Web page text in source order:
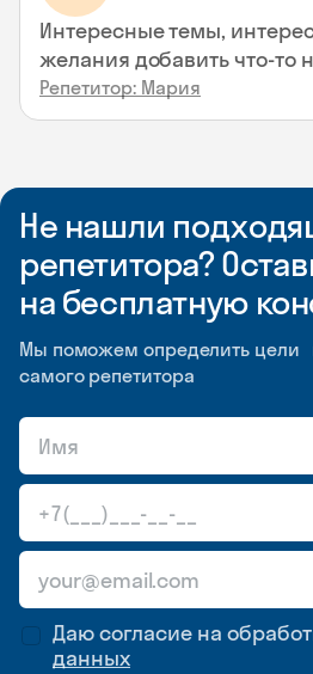
Интересные темы,
желания добавить что-то
Репетитор: Мария
Не нашли
репетитора?
на бесплатную
Мы поможем определить цели
самого репетитора
Даю согласие на
данных